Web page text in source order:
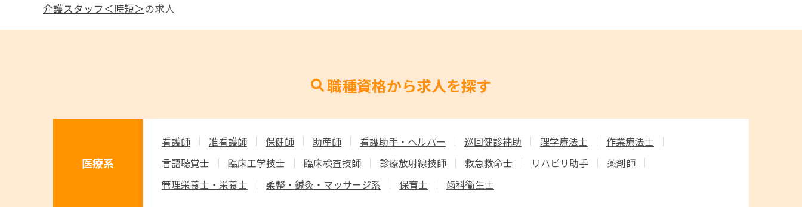
介護スタッフ＜時短＞の求人
職種資格から求人を探す
医療系
看護師 准看護師 保健師 助産師 看護助手・ヘルパー 巡回健診補助 理学療法士
作業療法士
言語聴覚士
臨床工学技士 臨床検査技師 診療放射線技師 救急救命士 リハビリ助手
薬剤師
管理栄養士・栄養士
柔整・鍼灸・マッサージ系 保育士 歯科衛生士